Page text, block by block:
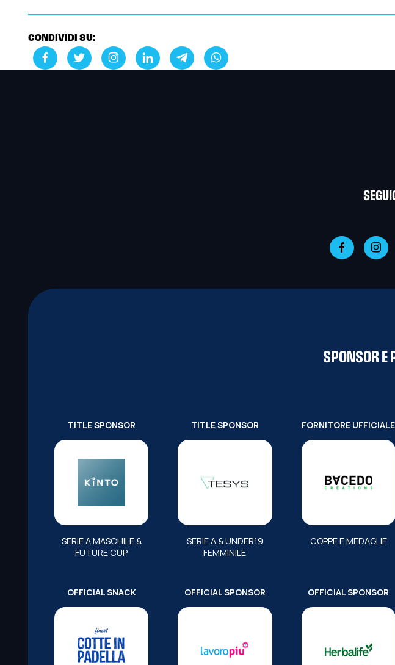
CONDIVIDI SU:
SPONSOR E
TITLE SPONSOR
SERIE A MASCHILE &
FUTURE CUP
TITLE SPONSOR
SERIE A & UNDER19
FEMMINILE
FORNITORE UFFICIALE
COPPE E MEDAGLIE
OFFICIAL SNACK OFFICIAL SPONSOR OFFICIAL SPONSOR